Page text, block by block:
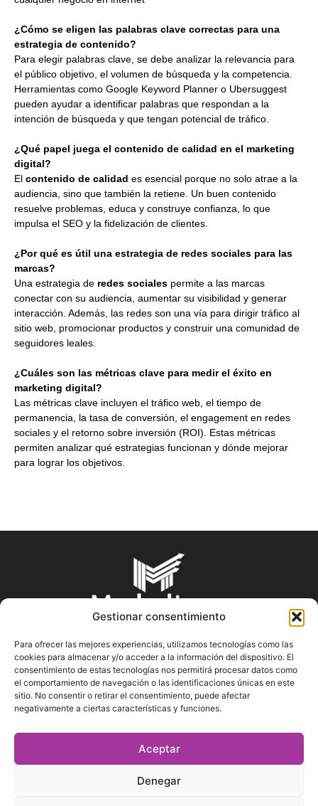
Gestionar consentimiento
Para ofrecer las mejores experiencias, utilizamos tecnologías como las
cookies para almacenar y/o acceder a la información del dispositivo. El
consentimiento de estas tecnologías nos permitirá procesar datos como
el comportamiento de navegación o las identificaciones únicas en este
sitio. No consentir o retirar el consentimiento, puede afectar
negativamente a ciertas características y funciones.
Aceptar
Denegar
¿Cómo se eligen las palabras clave correctas para una
estrategia de contenido?
Para elegir palabras clave, se debe analizar la relevancia para
el público objetivo, el volumen de búsqueda y la competencia.
Herramientas como Google Keyword Planner o Ubersuggest
pueden ayudar a identificar palabras que respondan a la
intención de búsqueda y que tengan potencial de tráfico.
¿Qué papel juega el contenido de calidad en el marketing
digital?
El contenido de calidad es esencial porque no solo atrae a la
audiencia, sino que también la retiene. Un buen contenido
resuelve problemas, educa y construye confianza, lo que
impulsa el SEO y la fidelización de clientes.
¿Por qué es útil una estrategia de redes sociales para las
marcas?
Una estrategia de redes sociales permite a las marcas
conectar con su audiencia, aumentar su visibilidad y generar
interacción. Además, las redes son una vía para dirigir tráfico al
sitio web, promocionar productos y construir una comunidad de
seguidores leales.
¿Cuáles son las métricas clave para medir el éxito en
marketing digital?
Las métricas clave incluyen el tráfico web, el tiempo de
permanencia, la tasa de conversión, el engagement en redes
sociales y el retorno sobre inversión (ROI). Estas métricas
permiten analizar qué estrategias funcionan y dónde mejorar
para lograr los objetivos.
SOBRE NOSOTROS
En Marketin.es encontrarás la más actualizada y veraz
información sobre el mundo del marketing; consejos
SÍGUENOS